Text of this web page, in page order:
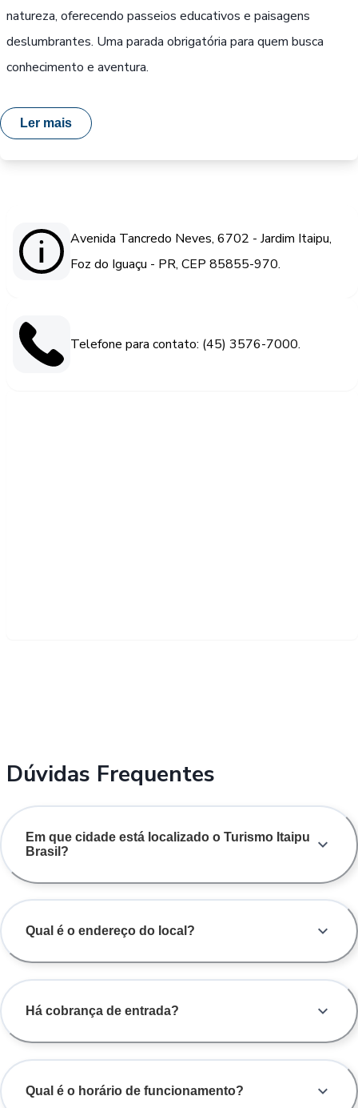
natureza, oferecendo passeios educativos e paisagens
deslumbrantes. Uma parada obrigatória para quem busca
conhecimento e aventura.
Ler mais
Avenida Tancredo Neves, 6702 - Jardim Itaipu,
Foz do Iguaçu - PR, CEP 85855-970.
Telefone para contato: (45) 3576-7000.
Dúvidas Frequentes
Em que cidade está localizado o Turismo Itaipu
Brasil?
Qual é o endereço do local?
Há cobrança de entrada?
Qual é o horário de funcionamento?